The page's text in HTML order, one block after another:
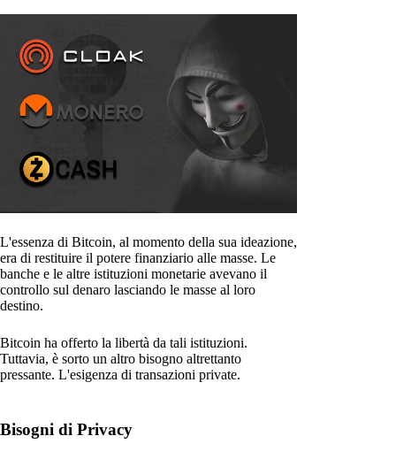
L'essenza di Bitcoin, al momento della sua ideazione,
era di restituire il potere finanziario alle masse. Le
banche e le altre istituzioni monetarie avevano il
controllo sul denaro lasciando le masse al loro
destino.
Bitcoin ha offerto la libertà da tali istituzioni.
Tuttavia, è sorto un altro bisogno altrettanto
pressante. L'esigenza di transazioni private.
Bisogni di Privacy